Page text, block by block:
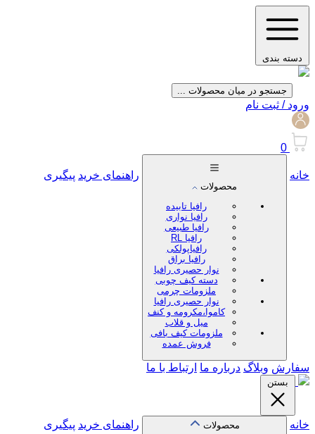
دسته بندی
جستجو در میان محصولات ...
ورود / ثبت نام
0
خانه
محصولات
رافیا تابیده
رافیا نواری
رافیا طبیعی
رافیا RL
رافیاپولکی
رافیا براق
نوار حصیری رافیا
دسته کیف چوبی
ملزومات چرمی
نوار حصیری رافیا
کاموا،مکرومه و کنف
میل و قلاب
ملزومات کیف بافی
فروش عمده
راهنمای خرید پیگیری
سفارش وبلاگ درباره ما ارتباط با ما
بستن
خانه
محصولات
راهنمای خرید پیگیری